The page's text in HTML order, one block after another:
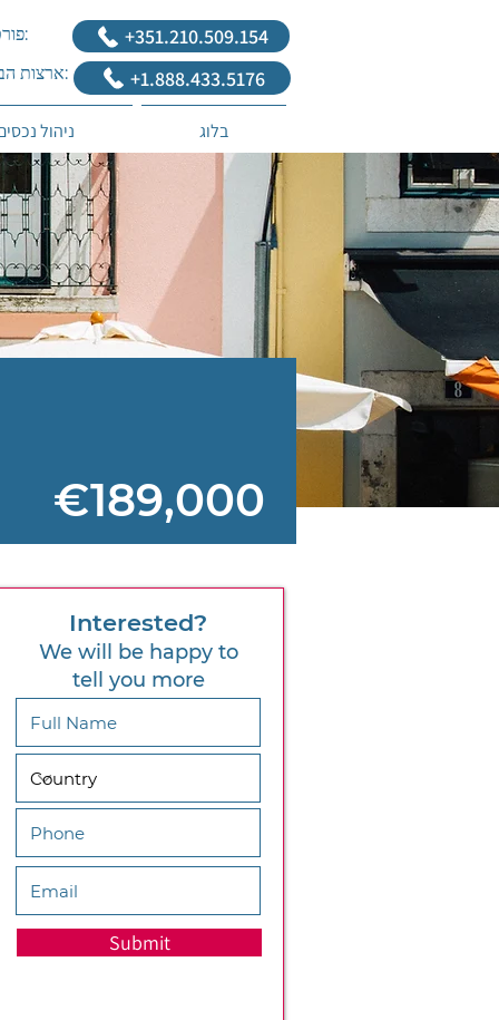
‎+351.210.509.154
פורטוגל:
ארצות הברית:
+1.888.433.5176
ניהול בלוג
€189,000
Interested?
We will be happy to
tell you more
Submit